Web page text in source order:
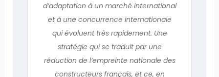
d’adaptation à un marché international
et à une concurrence internationale
qui évoluent très rapidement. Une
stratégie qui se traduit par une
réduction de l’empreinte nationale des
constructeurs français, et ce, en